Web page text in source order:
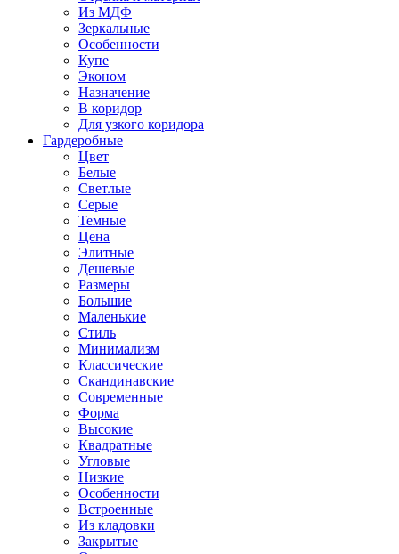
Из МДФ
Зеркальные
Особенности
Купе
Эконом
Назначение
В коридор
Для узкого коридора
Гардеробные
Цвет
Белые
Светлые
Серые
Темные
Цена
Элитные
Дешевые
Размеры
Большие
Маленькие
Стиль
Минимализм
Классические
Скандинавские
Современные
Форма
Высокие
Квадратные
Угловые
Низкие
Особенности
Встроенные
Из кладовки
Закрытые